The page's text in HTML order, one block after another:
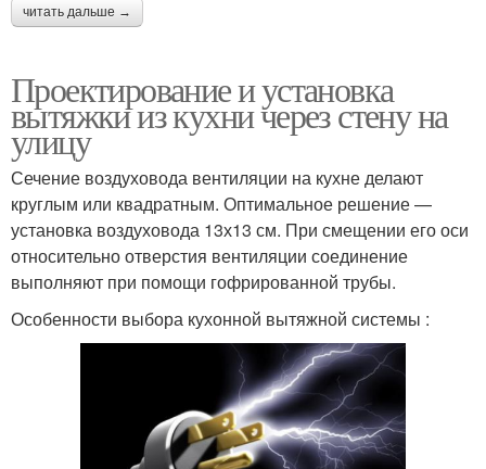
читать дальше →
Проектирование и установка
вытяжки из кухни через стену на
улицу
Сечение воздуховода вентиляции на кухне делают
круглым или квадратным. Оптимальное решение —
установка воздуховода 13х13 см. При смещении его оси
относительно отверстия вентиляции соединение
выполняют при помощи гофрированной трубы.
Особенности выбора кухонной вытяжной системы :